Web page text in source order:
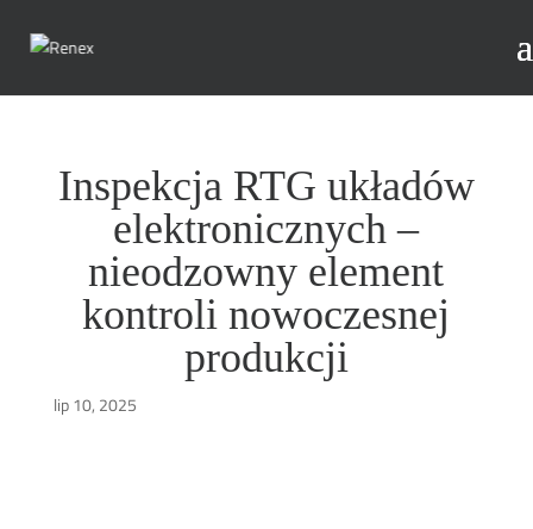
Inspekcja RTG układów
elektronicznych –
nieodzowny element
kontroli nowoczesnej
produkcji
lip 10, 2025